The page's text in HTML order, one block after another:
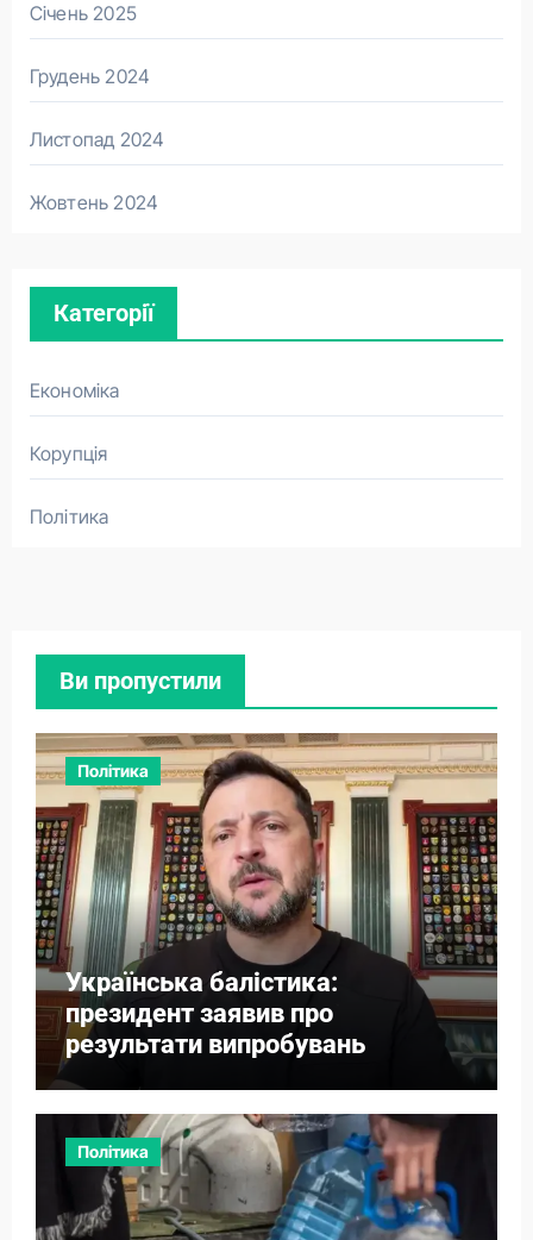
Січень 2025
Грудень 2024
Листопад 2024
Жовтень 2024
Категорії
Економіка
Корупція
Політика
Ви пропустили
Політика
Українська балістика:
президент заявив про
результати випробувань
Політика